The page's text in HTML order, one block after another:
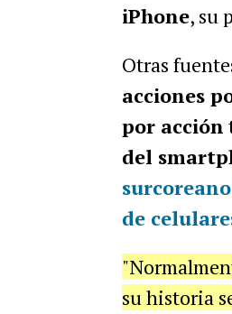
iPhone, su
Otras
acciones
por acción
del
de
su historia